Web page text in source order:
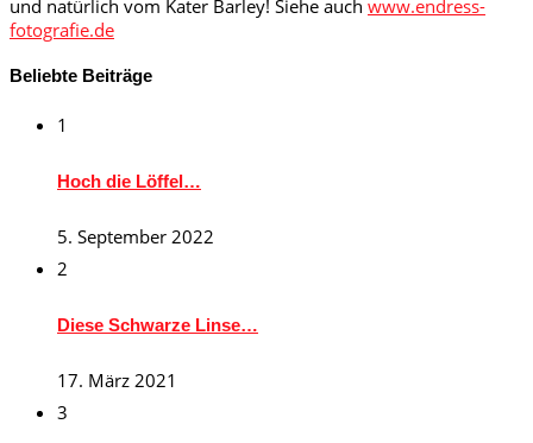
und natürlich vom Kater Barley! Siehe auch www.endress-
fotografie.de
Beliebte Beiträge
1
Hoch die Löffel…
5. September 2022
2
Diese Schwarze Linse…
17. März 2021
3